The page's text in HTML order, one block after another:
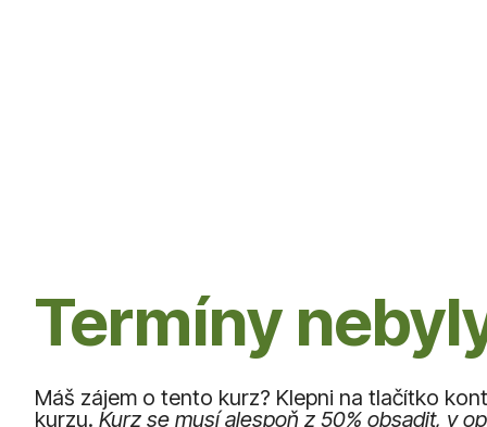
Termíny
Máš zájem o tento kurz? Klepni na tlačítko
kurzu. Kurz se musí alespoň z 50% obsadit, v